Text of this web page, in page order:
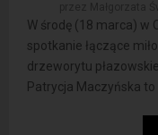
W środę (18 marca) w
spotkanie łączące
drzeworytu
Patrycja Maczyńska to